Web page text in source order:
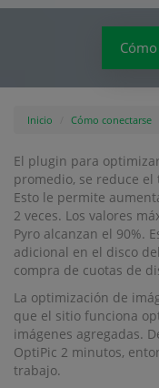
Inicio Cómo conectarse
El plugin para
promedio, se reduce el
Esto le permite
2 veces. Los valores
Pyro alcanzan el 90%.
adicional en el disco
compra de cuotas de
La optimización de
que el sitio funciona
imágenes agregadas.
OptiPic 2 minutos,
trabajo.